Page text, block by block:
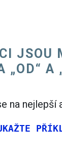
JSOU
„OD“ A
na nejlepší